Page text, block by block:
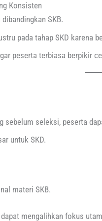
Konsisten
SKB.
pada tahap SKD
peserta terbiasa berpikir
seleksi, peserta
untuk SKD.
materi SKB.
mengalihkan fokus